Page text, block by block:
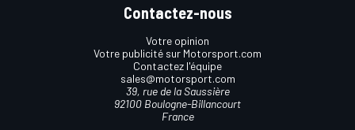
Contactez-nous
Votre opinion
Votre publicité sur Motorsport.com
Contactez l'équipe
sales@motorsport.com
39, rue de la Saussière
92100 Boulogne-Billancourt
France